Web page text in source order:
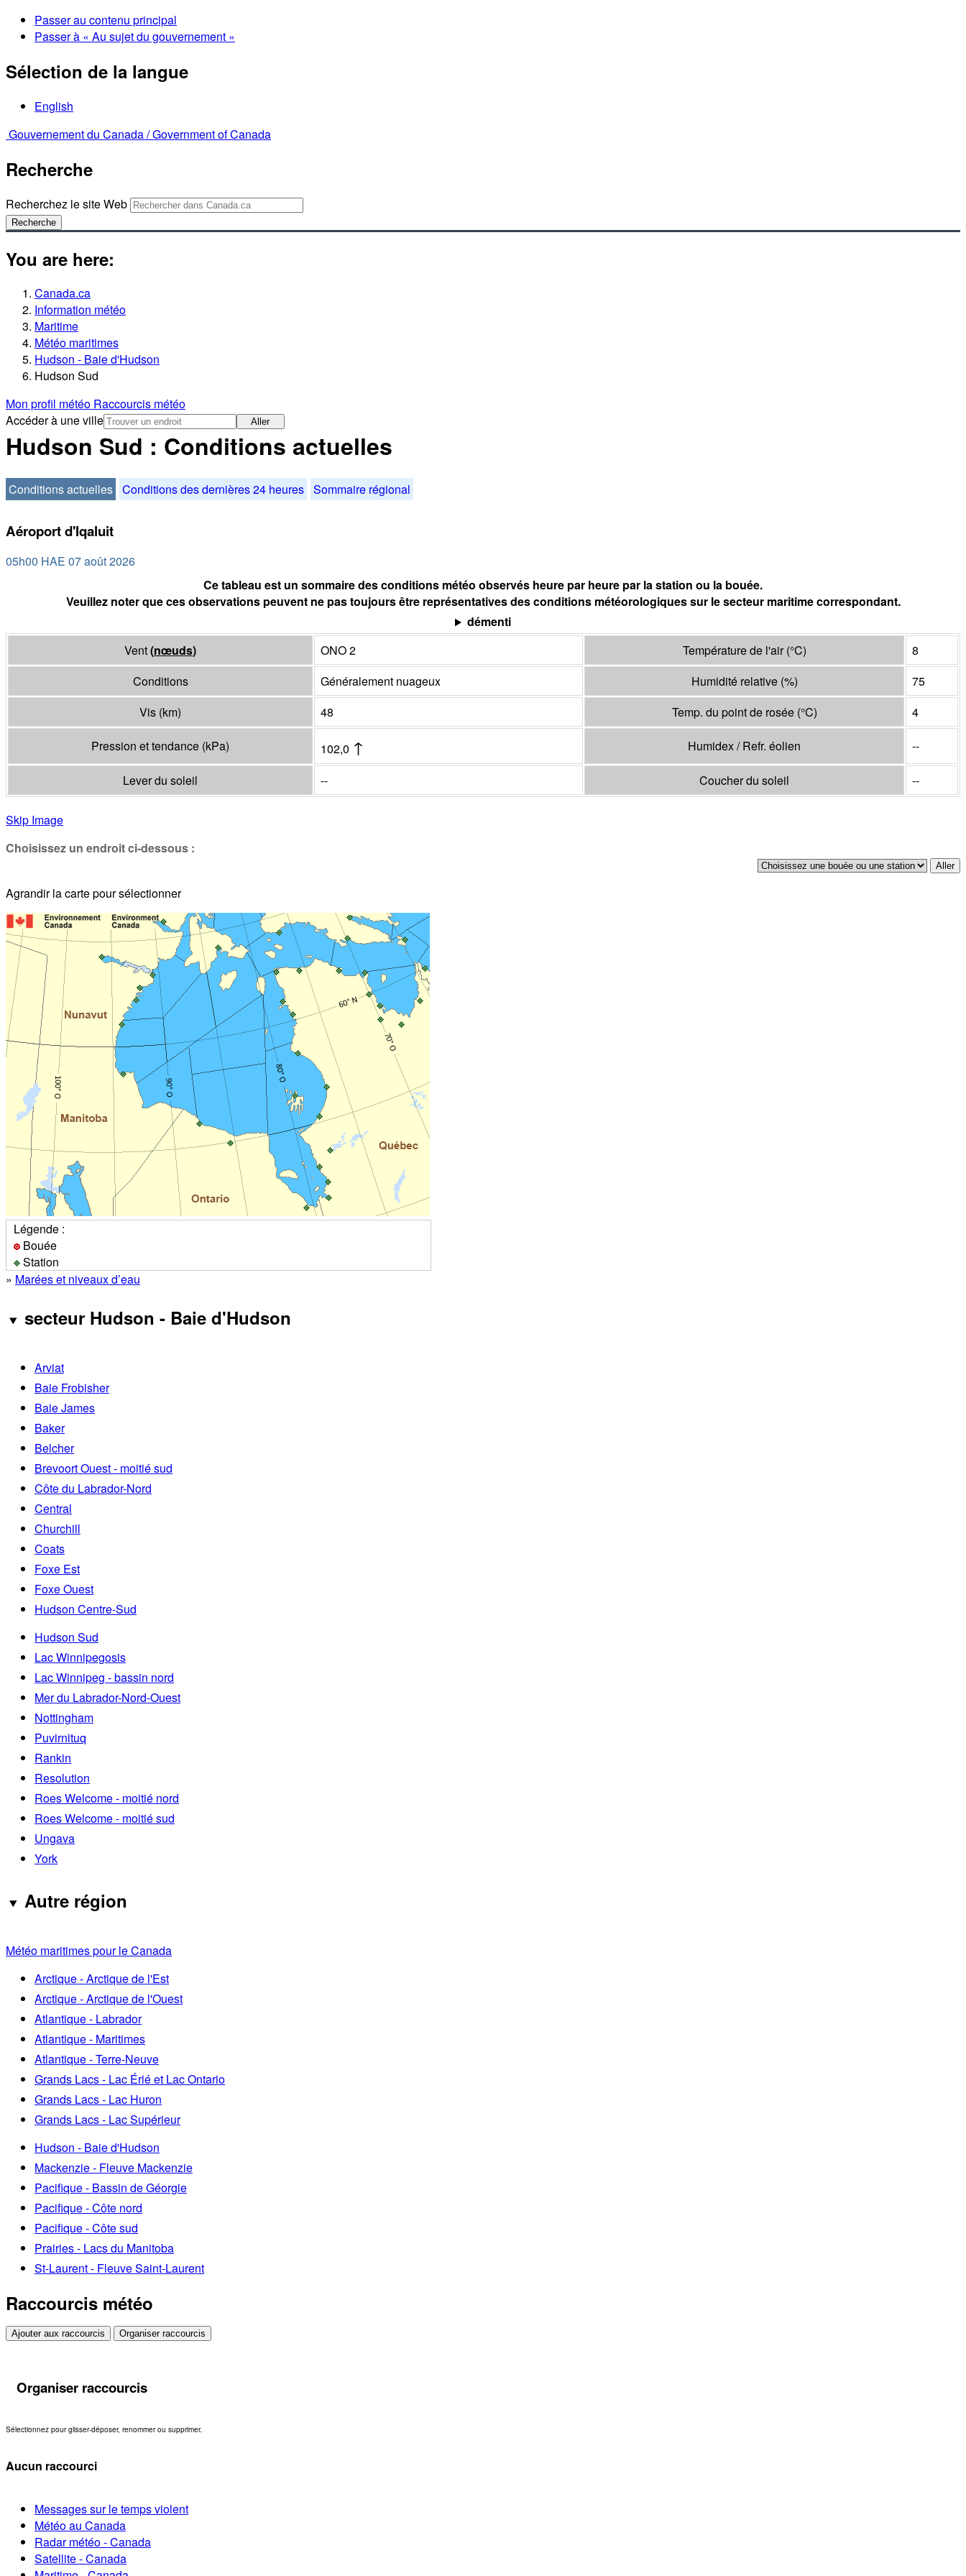
Passer au contenu principal
Passer à « Au sujet du gouvernement »
Sélection de la langue
English
Gouvernement du Canada /Government of Canada
Recherche
Recherchez le site Web
Recherche
You are here:
Canada.ca
Information météo
Maritime
Météo maritimes
Hudson - Baie d'Hudson
Hudson Sud
Mon profil météo Raccourcis météo
Accéder à une ville
Aller
Hudson Sud : Conditions actuelles
Conditions actuelles Conditions des dernières 24 heures Sommaire régional
Aéroport d'Iqaluit
05h00 HAE 07 août 2026
Ce tableau est un sommaire des conditions météo observés heure par heure par la station ou la bouée.
Veuillez noter que ces observations peuvent ne pas toujours être représentatives des conditions météorologiques sur le secteur maritime correspondant.
démenti
Vent(nœuds) ONO 2 Température de l'air(°C)
8
Conditions
Généralement nuageux Humidité relative (%)
75
Vis (km) 48 Temp. du point de rosée (°C) 4
Pression et tendance (kPa) 102,0 ↑ Humidex / Refr. éolien --
Lever du soleil -- Coucher du soleil --
Skip Image
Choisissez un endroit ci-dessous :
Agrandir la carte pour sélectionner
Légende :
Bouée
Station
» Marées et niveaux d’eau
secteur Hudson - Baie d'Hudson
Arviat
Baie Frobisher
Baie James
Baker
Belcher
Brevoort Ouest - moitié sud
Côte du Labrador-Nord
Central
Churchill
Coats
Foxe Est
Foxe Ouest
Hudson Centre-Sud
Hudson Sud
Lac Winnipegosis
Lac Winnipeg - bassin nord
Mer du Labrador-Nord-Ouest
Nottingham
Puvirnituq
Rankin
Resolution
Roes Welcome - moitié nord
Roes Welcome - moitié sud
Ungava
York
Autre région
Météo maritimes pour le Canada
Arctique - Arctique de l'Est
Arctique - Arctique de l'Ouest
Atlantique - Labrador
Atlantique - Maritimes
Atlantique - Terre-Neuve
Grands Lacs - Lac Érié et Lac Ontario
Grands Lacs - Lac Huron
Grands Lacs - Lac Supérieur
Hudson - Baie d'Hudson
Mackenzie - Fleuve Mackenzie
Pacifique - Bassin de Géorgie
Pacifique - Côte nord
Pacifique - Côte sud
Prairies - Lacs du Manitoba
St-Laurent - Fleuve Saint-Laurent
Raccourcis météo
Ajouter aux raccourcis Organiser raccourcis
Organiser raccourcis
Sélectionnez pour glisser-déposer, renommer ou supprimer.
Aucun raccourci
Messages sur le temps violent
Météo au Canada
Radar météo - Canada
Satellite - Canada